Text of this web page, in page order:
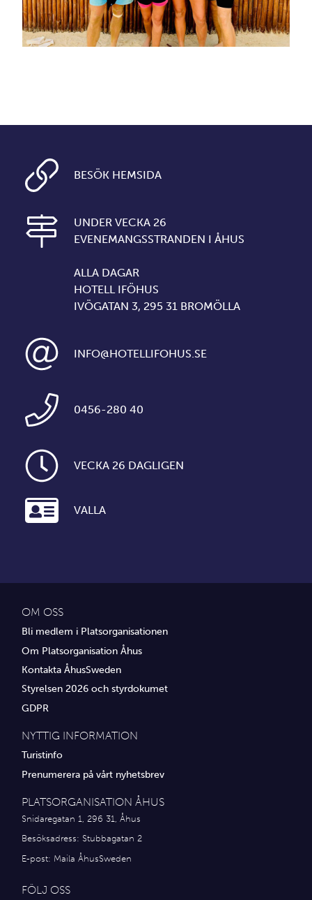
BESÖK HEMSIDA
UNDER VECKA 26
EVENEMANGSSTRANDEN I ÅHUS
ALLA DAGAR
HOTELL IFÖHUS
IVÖGATAN 3, 295 31 BROMÖLLA
INFO@HOTELLIFOHUS.SE
0456-280 40
VECKA 26 DAGLIGEN
VALLA
OM OSS
Bli medlem i Platsorganisationen
Om Platsorganisation Åhus
Kontakta ÅhusSweden
Styrelsen 2026 och styrdokumet
GDPR
NYTTIG INFORMATION
Turistinfo
Prenumerera på vårt nyhetsbrev
PLATSORGANISATION ÅHUS
Snidaregatan 1, 296 31, Åhus
Besöksadress: Stubbagatan 2
E-post: Maila ÅhusSweden
FÖLJ OSS